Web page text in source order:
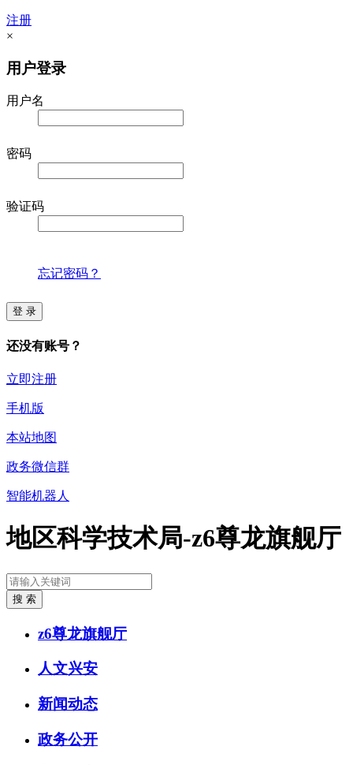
注册
×
用户登录
用户名
密码
验证码
忘记密码？
登 录
还没有账号？
立即注册
手机版
本站地图
政务微信群
智能机器人
地区科学技术局-z6尊龙旗舰厅
z6尊龙旗舰厅
人文兴安
新闻动态
政务公开